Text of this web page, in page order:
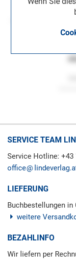
SERVICE TEAM
Service Hotline: +43
office
LIEFERUNG
Buchbestellungen in
weitere
BEZAHLINFO
Wir liefern per